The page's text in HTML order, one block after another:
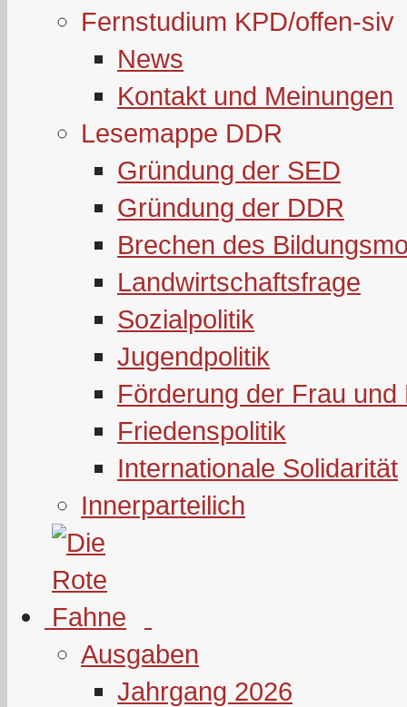
Fernstudium KPD/offen-siv
News
Kontakt und Meinungen
Lesemappe DDR
Gründung der SED
Gründung der DDR
Brechen des
Landwirtschaftsfrage
Sozialpolitik
Jugendpolitik
Förderung der Frau und
Friedenspolitik
Internationale Solidarität
Innerparteilich
Ausgaben
Jahrgang 2026